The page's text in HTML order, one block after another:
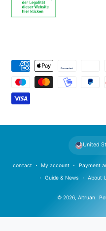
m
n
© 2026,Altruan.
contact My account Payment
Guide & News About